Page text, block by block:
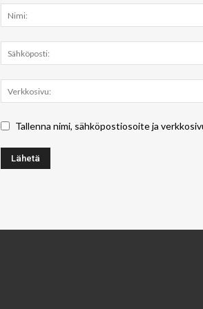
Tallenna nimi, sähköpostiosoite ja